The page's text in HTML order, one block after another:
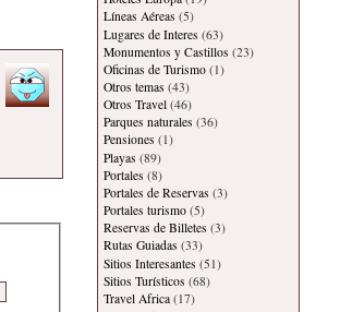
Líneas Aéreas (5)
Lugares de Interes (63)
Monumentos y Castillos (23)
Oficinas de Turismo (1)
Otros temas (43)
Otros Travel (46)
Parques naturales (36)
Pensiones (1)
Playas (89)
Portales (8)
Portales de Reservas (3)
Portales turismo (5)
Reservas de Billetes (3)
Rutas Guiadas (33)
Sitios Interesantes (51)
Sitios Turísticos (68)
Travel Africa (17)